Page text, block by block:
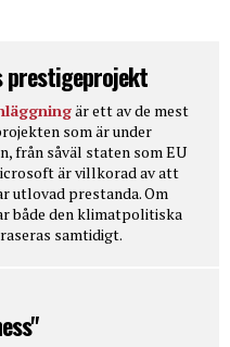
prestigeprojekt
är ett av de mest
som är under
från såväl staten som EU
är villkorad av att
utlovad prestanda. Om
både den klimatpolitiska
samtidigt.